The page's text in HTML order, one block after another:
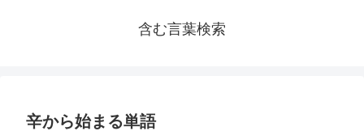
含む言葉検索
辛から始まる単語